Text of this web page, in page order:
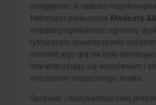
umiejętność w radości
Natomiast perkusiście Modesto
wypada pogratulować ogromną
rytmicznym towarzyszeniu
moment jego gra nie była
charakteryzując się wycofaniem i
wyczuciem muzycznego smaku.
Spójność i muzykalność całej